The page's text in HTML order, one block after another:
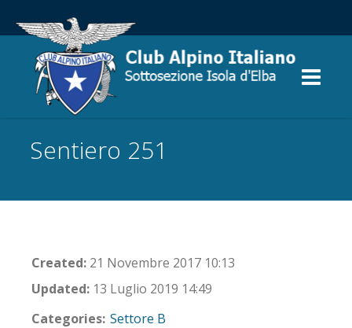
Sentiero 251
Created: 21 Novembre 2017 10:13
Updated: 13 Luglio 2019 14:49
Categories: Settore B